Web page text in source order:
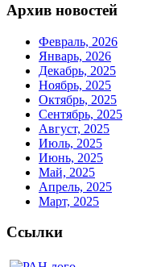
Архив новостей
Февраль, 2026
Январь, 2026
Декабрь, 2025
Ноябрь, 2025
Октябрь, 2025
Сентябрь, 2025
Август, 2025
Июль, 2025
Июнь, 2025
Май, 2025
Апрель, 2025
Март, 2025
Ссылки